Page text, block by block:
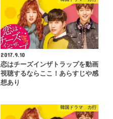
2017.9.10
恋はチーズインザトラップを動画
視聴するならここ！あらすじや感
想あり
韓国ドラマ カ行